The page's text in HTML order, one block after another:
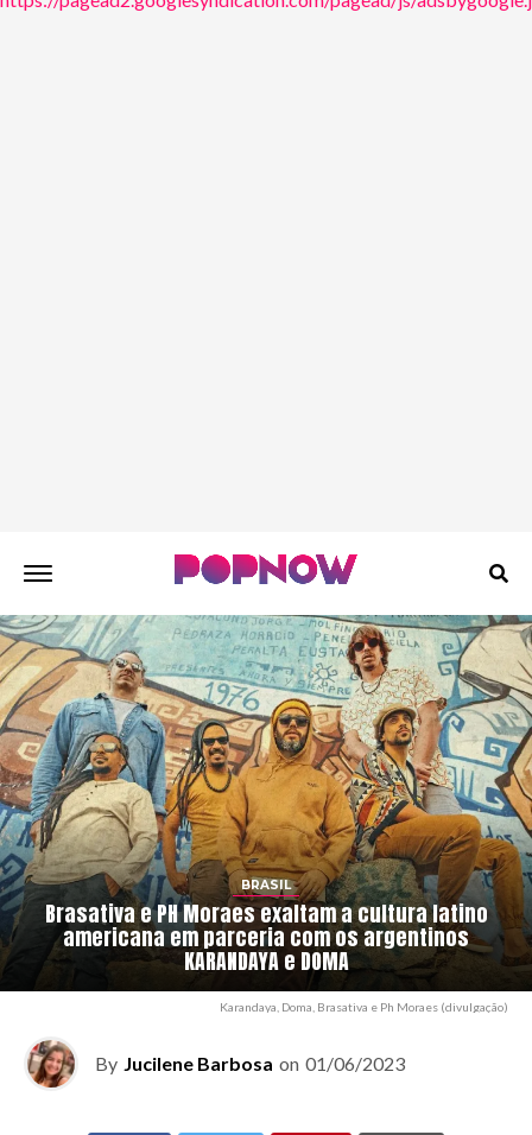
BRASIL
Brasativa e PH Moraes exaltam a cultura latino
americana em parceria com os argentinos
KARANDAYA e DOMA
Karandaya, Doma, Brasativa e Ph Moraes (divulgação)
By Jucilene Barbosa on 01/06/2023